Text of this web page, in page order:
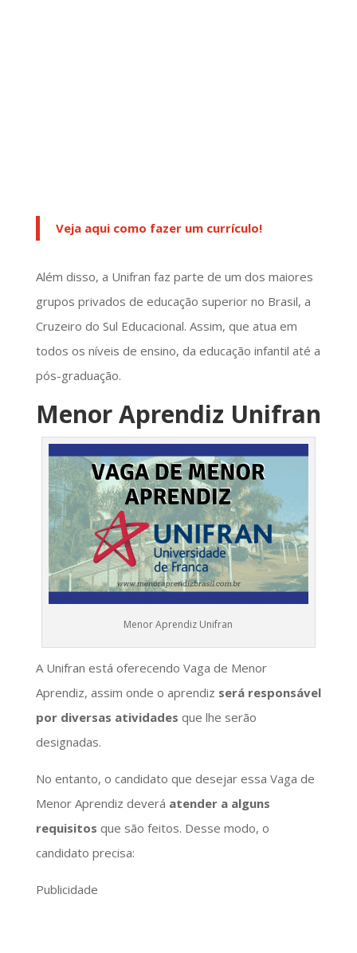
Veja aqui como fazer um currículo!
Além disso, a Unifran faz parte de um dos maiores
grupos privados de educação superior no Brasil, a
Cruzeiro do Sul Educacional. Assim, que atua em
todos os níveis de ensino, da educação infantil até a
pós-graduação.
Menor Aprendiz Unifran
Menor Aprendiz Unifran
A Unifran está oferecendo Vaga de Menor
Aprendiz, assim onde o aprendiz será responsável
por diversas atividades que lhe serão
designadas.
No entanto, o candidato que desejar essa Vaga de
Menor Aprendiz deverá atender a alguns
requisitos que são feitos. Desse modo, o
candidato precisa:
Publicidade